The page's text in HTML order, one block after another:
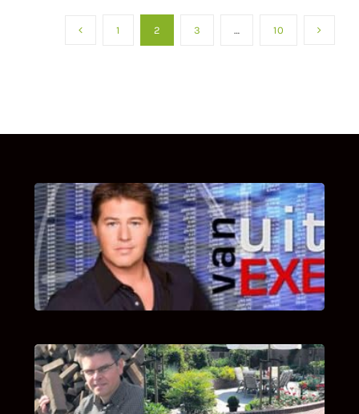
1 2 3 … 10
UITSTEL VAN EXECUTIE
Bekijk hier de fragmenten van de deelname
van Bricks and Stones aan dit programma.
INTERVIEW MET HANS BOEREMA
Hoe Bricks and Stones ontstaan is en wat